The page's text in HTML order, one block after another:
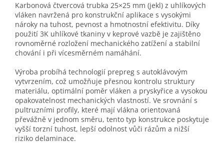
Karbonová čtvercová trubka 25×25 mm (jekl) z uhlíkových
vláken navržená pro konstrukční aplikace s vysokými
nároky na tuhost, pevnost a hmotnostní efektivitu. Díky
použití 3K uhlíkové tkaniny v keprové vazbě je zajištěno
rovnoměrné rozložení mechanického zatížení a stabilní
chování i při vícesměrném namáhání.
Výroba probíhá technologií prepreg s autoklávovým
vytvrzením, což umožňuje přesnou kontrolu struktury
materiálu, optimální poměr vláken a pryskyřice a vysokou
opakovatelnost mechanických vlastností. Ve srovnání s
pultruzními profily, které mají vlákna orientovaná
převážně v jednom směru, tento typ konstrukce poskytuje
vyšší torzní tuhost, lepší odolnost vůči rázům a nižší
riziko delaminace.